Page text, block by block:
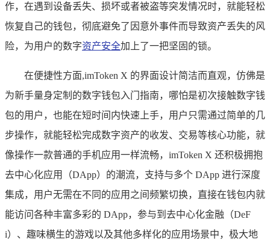
作，在遇到设备丢失、损坏或者被盗等突发情况时，就能轻松
恢复自己的钱包，彻底避免了因意外事件而导致资产丢失的风
险，为用户的数字资产安全加上了一把坚固的锁。
在便捷性方面,imToken X 的界面设计简洁而直观，仿佛是
为新手量身定制的数字钱包入门指南，哪怕是初次接触数字钱
包的用户，也能在短时间内快速上手，用户只需通过简单的几
步操作，就能轻松完成数字资产的收发、交易等核心功能，就
像操作一款普通的手机应用一样流畅，imToken X 还积极拥抱
去中心化应用（DApp）的潮流，支持与多个 DApp 进行深度
集成，用户无需在不同的应用之间频繁切换，直接在钱包内就
能访问各种丰富多彩的 DApp，参与到去中心化金融（DeF
i）、趣味横生的游戏以及其他多样化的应用场景中，极大地